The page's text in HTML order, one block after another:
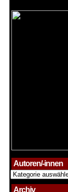
Autoren/-innen
Autoren/-
innen
Archiv